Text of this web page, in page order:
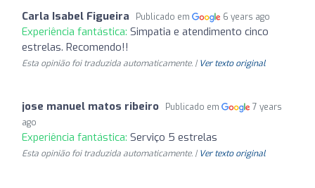
Carla Isabel Figueira Publicado em 6 years ago
Experiência fantástica: Simpatia e atendimento cinco
estrelas. Recomendo!!
Esta opinião foi traduzida automaticamente. | Ver texto original
jose manuel matos ribeiro Publicado em
7 years
ago
Experiência fantástica: Serviço 5 estrelas
Esta opinião foi traduzida automaticamente. | Ver texto original